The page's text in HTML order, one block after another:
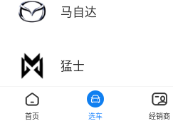
马自达
猛士
首页 选车 经销商